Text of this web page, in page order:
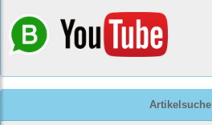
Artikelsuche